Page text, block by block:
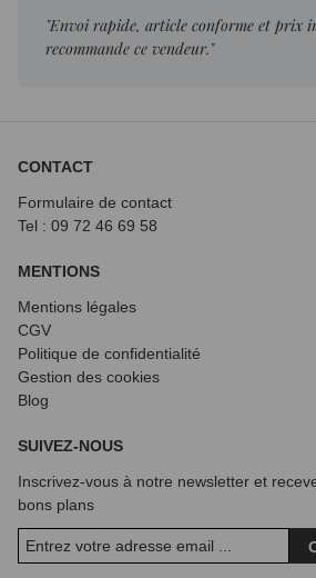
"Envoi rapide, article conforme et prix
recommande ce vendeur."
CONTACT
Formulaire de contact
Tel : 09 72 46 69 58
MENTIONS
Mentions légales
CGV
Politique de confidentialité
Gestion des cookies
Blog
SUIVEZ-NOUS
Inscrivez-vous à notre newsletter et
bons plans